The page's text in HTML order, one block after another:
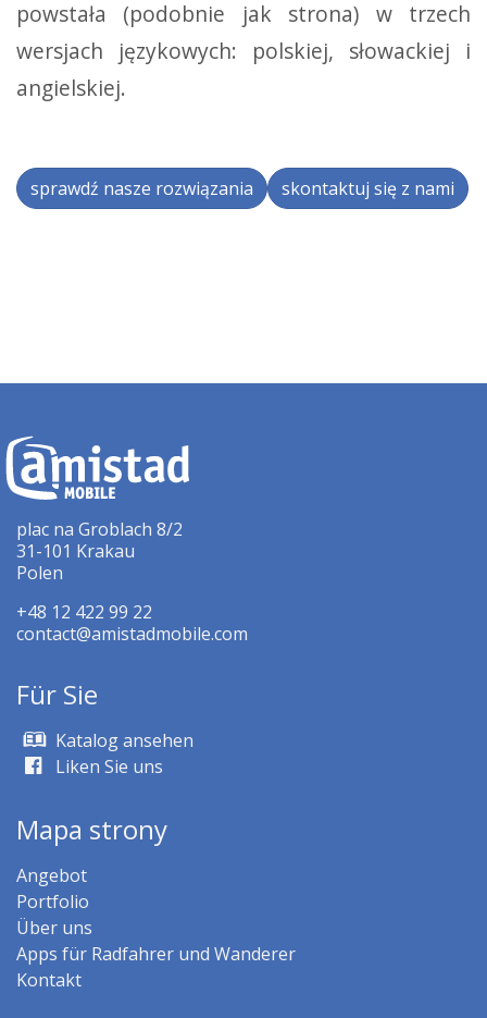
powstała (podobnie jak strona) w trzech
wersjach językowych: polskiej, słowackiej i
angielskiej.
sprawdź nasze rozwiązania skontaktuj się z nami
plac na Groblach 8/2
31-101 Krakau
Polen
+48 12 422 99 22
contact@amistadmobile.com
Für Sie
Katalog ansehen
Liken Sie uns
Mapa strony
Angebot
Portfolio
Über uns
Apps für Radfahrer und Wanderer
Kontakt